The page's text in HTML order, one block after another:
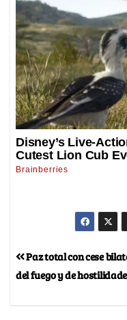
Paz total con cese
del fuego y de